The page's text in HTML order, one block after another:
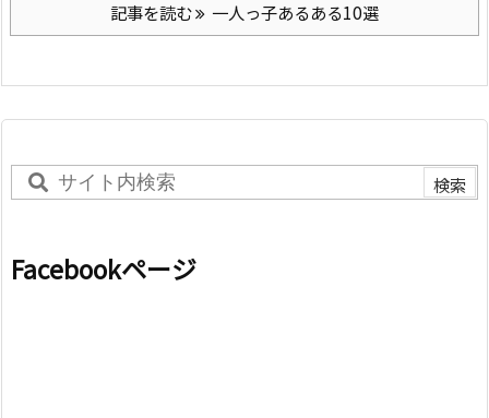
記事を読む 一人っ子あるある10選
Facebookページ